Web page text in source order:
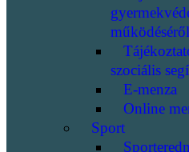
működéséről
szociális
E-menza
Online
Sport